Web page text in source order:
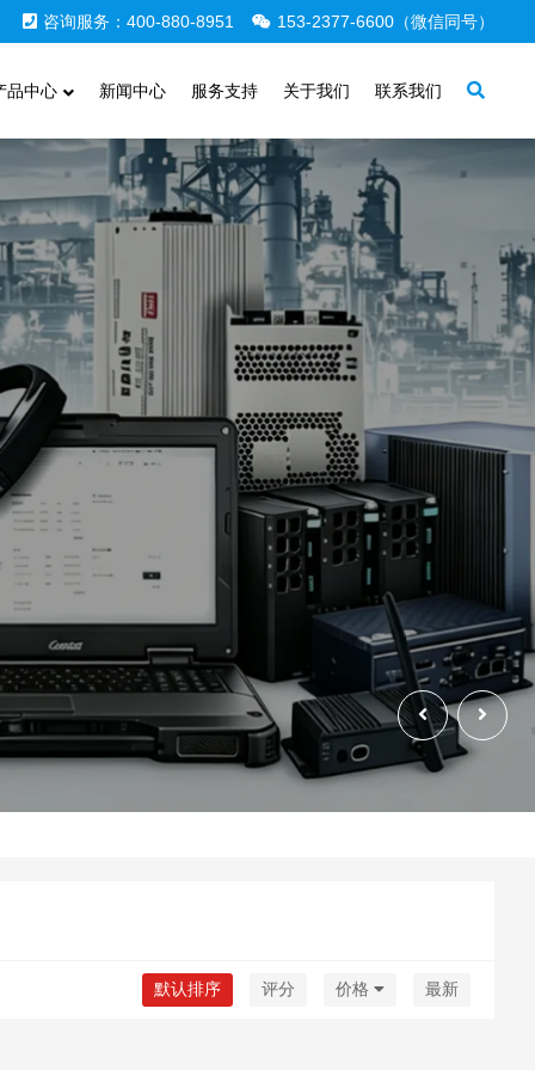
咨询服务：400-880-8951 153-2377-6600（微信同号）
品中心 新闻中心 服务支持 关于我们 联系我们
默认排序 评分 价格 最新